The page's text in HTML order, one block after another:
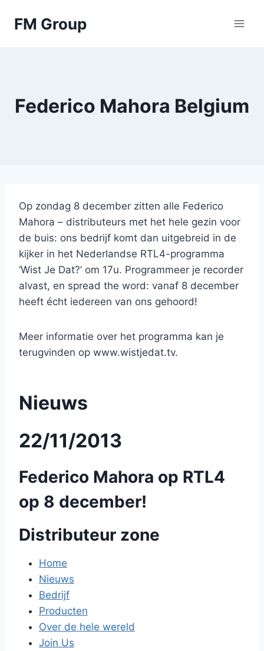
FM Group
Federico Mahora Belgium
Op zondag 8 december zitten alle Federico
Mahora – distributeurs met het hele gezin voor
de buis: ons bedrijf komt dan uitgebreid in de
kijker in het Nederlandse RTL4-programma
‘Wist Je Dat?’ om 17u. Programmeer je recorder
alvast, en spread the word: vanaf 8 december
heeft écht iedereen van ons gehoord!
Meer informatie over het programma kan je
terugvinden op www.wistjedat.tv.
Nieuws
22/11/2013
Federico Mahora op RTL4
op 8 december!
Distributeur zone
Home
Nieuws
Bedrijf
Producten
Over de hele wereld
Join Us